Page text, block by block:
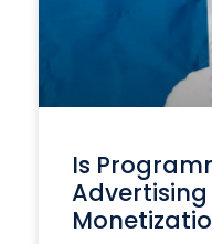
Is
Advertising